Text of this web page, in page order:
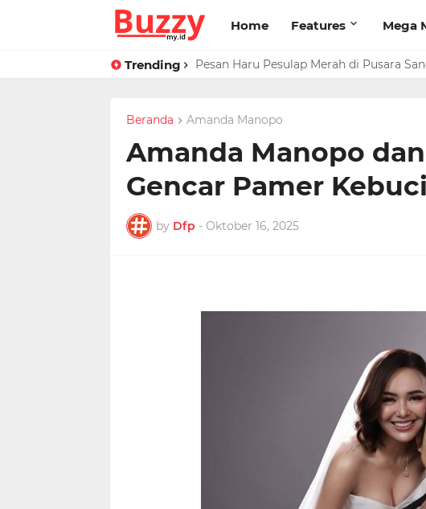
Home Features Mega
Trending Pesan Haru Pesulap Merah di Pusara
Beranda Amanda Manopo
Amanda Manopo
Gencar Pamer
by Dfp - Oktober 16, 2025